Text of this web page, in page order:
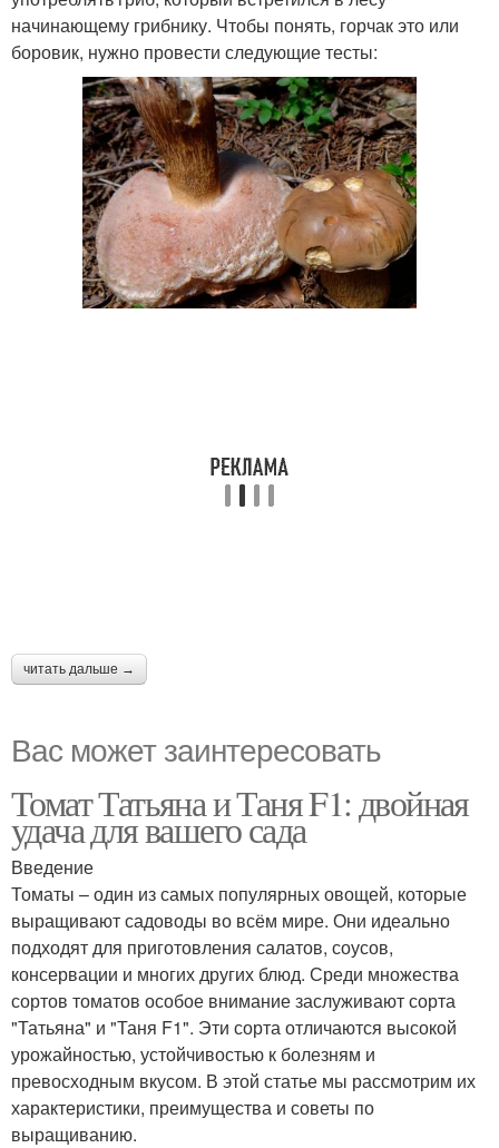
начинающему грибнику. Чтобы понять, горчак это или
боровик, нужно провести следующие тесты:
читать дальше →
Вас может заинтересовать
Томат Татьяна и Таня F1: двойная
удача для вашего сада
Введение
Томаты – один из самых популярных овощей, которые
выращивают садоводы во всём мире. Они идеально
подходят для приготовления салатов, соусов,
консервации и многих других блюд. Среди множества
сортов томатов особое внимание заслуживают сорта
"Татьяна" и "Таня F1". Эти сорта отличаются высокой
урожайностью, устойчивостью к болезням и
превосходным вкусом. В этой статье мы рассмотрим их
характеристики, преимущества и советы по
выращиванию.